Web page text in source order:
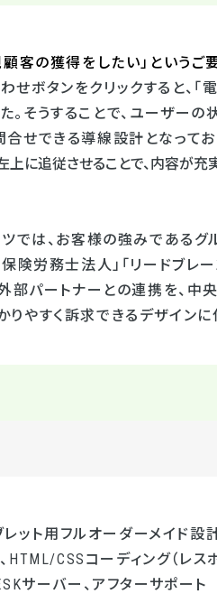
客の獲得をしたい」というご
タンをクリックすると、「電
そうすることで、ユーザー
せできる導線設計となってお
上に追従させることで、内容が
では、お客様の強みである
険労務士法人」「リードブレ
部パートナーとの連携を、中
やすく訴求できるデザインに
レット用フルオーダーメイド設
CSSコーディング（レス
サーバー、アフターサポート